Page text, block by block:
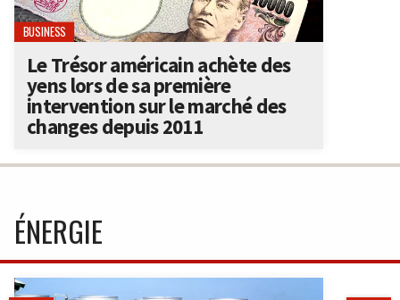
BUSINESS
Le Trésor américain achète des
yens lors de sa première
intervention sur le marché des
changes depuis 2011
ÉNERGIE